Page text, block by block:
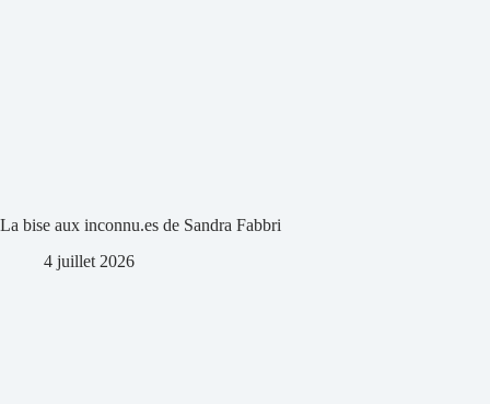
La bise aux inconnu.es de Sandra Fabbri
4 juillet 2026